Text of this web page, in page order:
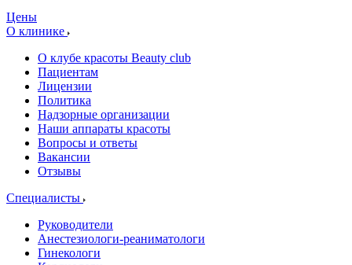
Цены
О клинике
О клубе красоты Beauty club
Пациентам
Лицензии
Политика
Надзорные организации
Наши аппараты красоты
Вопросы и ответы
Вакансии
Отзывы
Специалисты
Руководители
Анестезиологи-реаниматологи
Гинекологи